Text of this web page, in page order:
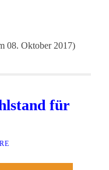
08. Oktober 2017)
für